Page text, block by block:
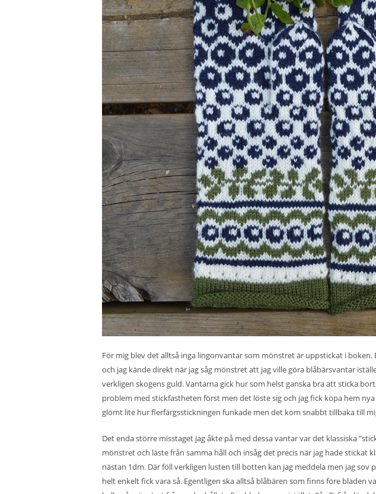
För mig blev det alltså inga lingonvantar som mönstret är uppstickat i
och jag kände direkt när jag såg mönstret att jag ville göra blåbärsvantar
verkligen skogens guld. Vantarna gick hur som helst ganska bra att sticka
problem med stickfastheten först men det löste sig och jag fick köpa hem
glömt lite hur flerfärgsstickningen funkade men det kom snabbt tillbaka till
Det enda större misstaget jag åkte på med dessa vantar var det klassiska
mönstret och läste från samma håll och insåg det precis när jag hade stickat
nästan 1dm. Där föll verkligen lusten till botten kan jag meddela men jag sov
helt enkelt fick vara så. Egentligen ska alltså blåbären som finns före bladen